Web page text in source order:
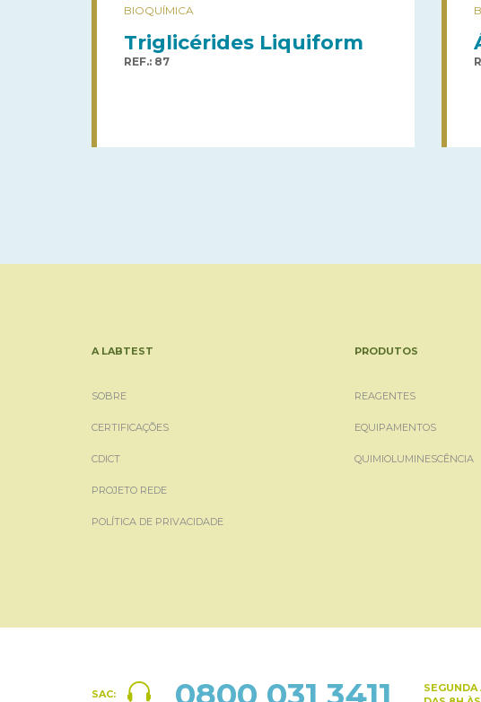
BIOQUÍMICA
Triglicérides Liquiform
REF.: 87
A LABTEST
SOBRE
CERTIFICAÇÕES
CDICT
PROJETO REDE
POLÍTICA DE PRIVACIDADE
PRODUTOS
REAGENTES
EQUIPAMENTOS
QUIMIOLUMINESCÊNCIA
SAC:
SEGUNDA